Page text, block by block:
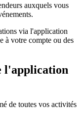
auxquels vous
via l'application
à votre compte ou des
l'application
de toutes vos activités